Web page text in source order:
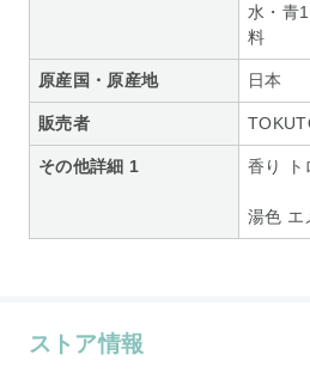
水・青
料
原産国・原産地 日本
販売者
その他詳細 1 香り ト
湯色 エ
ストア情報